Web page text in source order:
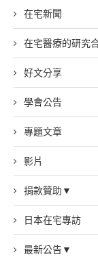
在宅新聞
在宅醫療的研究
好文分享
學會公告
專題文章
影片
捐款贊助▼
日本在宅專訪
最新公告▼